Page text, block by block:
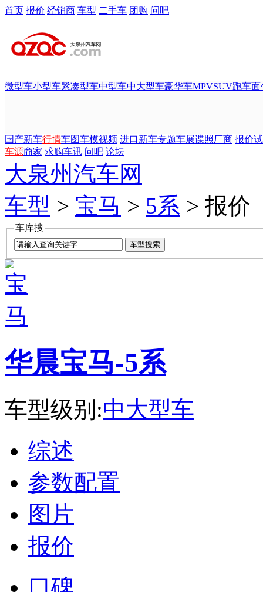
首页 报价 经销商 车型 二手车 团购 问吧
微型车小型车紧凑型车中型车中大型车豪华车MPVSUV跑车面
国产新车行情车图车模视频 进口新车专题车展谍照厂商 报价
车源商家 求购车讯 问吧 论坛
大泉州汽车网
车型 > 宝马 > 5系 > 报价
车库搜
华晨宝马-5系
车型级别:中大型车
综述
参数配置
图片
报价